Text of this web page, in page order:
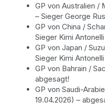
GP von Australien /
– Sieger George
GP von China /
Sieger Kimi Antonelli
GP von Japan /
Sieger Kimi Antonelli
GP von Bahrain /
abgesagt!
GP von Saudi-
19.04.2026) –